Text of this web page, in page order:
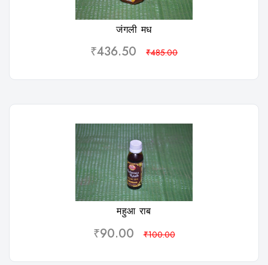
जंगली मध
₹436.50 ₹485.00
महुआ राब
₹90.00 ₹100.00
विशलिस्ट